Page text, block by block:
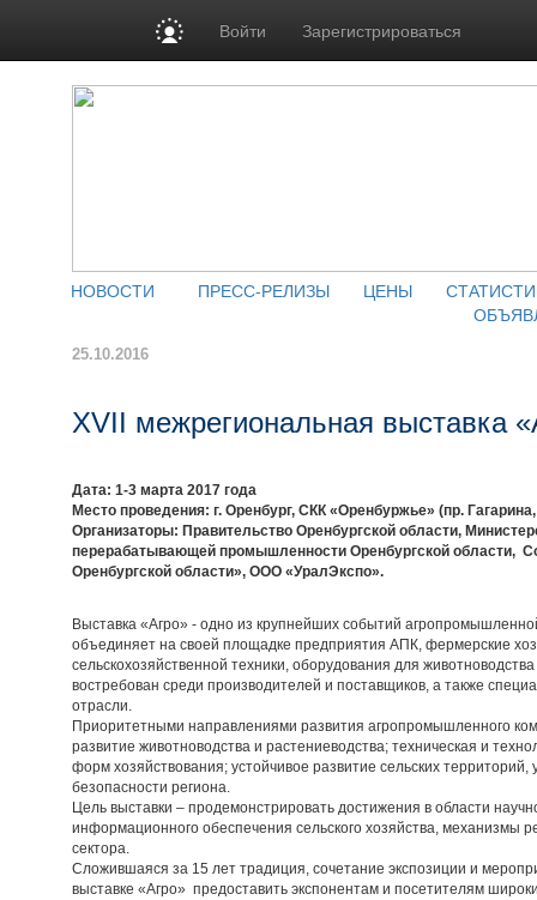
Войти Зарегистрироваться
НОВОСТИ ПРЕСС-РЕЛИЗЫ ЦЕНЫ
25.10.2016
XVII межрегиональная выставка
Дата: 1-3 марта 2017 года
Место проведения: г. Оренбург, СКК «Оренбуржье» (пр.
Организаторы: Правительство Оренбургской области,
перерабатывающей промышленности Оренбургской области,
Оренбургской области», ООО «УралЭкспо».
Выставка «Агро» - одно из крупнейших событий
объединяет на своей площадке предприятия АПК, фермерские
сельскохозяйственной техники, оборудования для
востребован среди производителей и поставщиков, а также
отрасли.
Приоритетными направлениями развития агропромышленного
развитие животноводства и растениеводства; техническая и
форм хозяйствования; устойчивое развитие сельских
безопасности региона.
Цель выставки – продемонстрировать достижения в области
информационного обеспечения сельского хозяйства, механизмы
сектора.
Сложившаяся за 15 лет традиция, сочетание экспозиции и
выставке «Агро» предоставить экспонентам и посетителям